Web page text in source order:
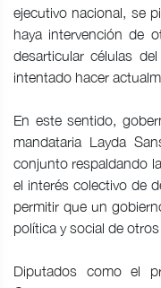
ejecutivo nacional, se
haya intervención de
desarticular células
intentado hacer
En este sentido,
mandataria Layda
conjunto respaldando
el interés colectivo de
permitir que un
política y social de
Diputados como el